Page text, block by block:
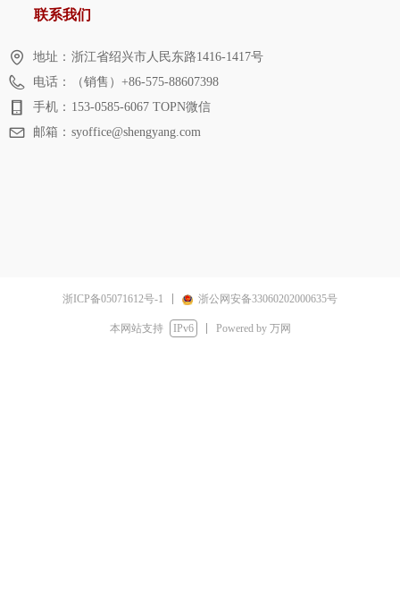
联系我们
地址： 浙江省绍兴市人民东路1416-1417号
电话：
（销售）+86-575-88607398
手机： 153-0585-6067 TOPN微信
邮箱： syoffice@shengyang.com
浙ICP备05071612号-1 浙公网安备33060202000635号
本网站支持 IPv6 Powered by 万网